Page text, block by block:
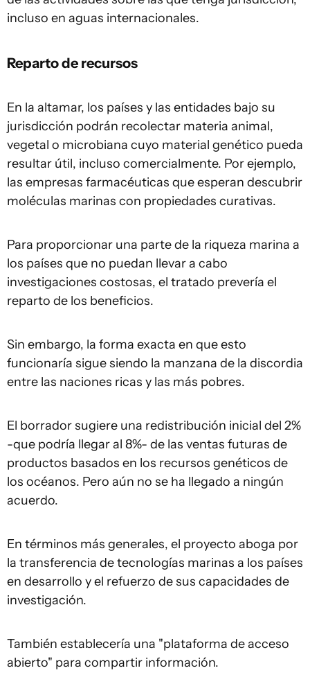
incluso en aguas internacionales.
Reparto de recursos
En la altamar, los países y las entidades bajo su
jurisdicción podrán recolectar materia animal,
vegetal o microbiana cuyo material genético pueda
resultar útil, incluso comercialmente. Por ejemplo,
las empresas farmacéuticas que esperan descubrir
moléculas marinas con propiedades curativas.
Para proporcionar una parte de la riqueza marina a
los países que no puedan llevar a cabo
investigaciones costosas, el tratado prevería el
reparto de los beneficios.
Sin embargo, la forma exacta en que esto
funcionaría sigue siendo la manzana de la discordia
entre las naciones ricas y las más pobres.
El borrador sugiere una redistribución inicial del 2%
-que podría llegar al 8%- de las ventas futuras de
productos basados en los recursos genéticos de
los océanos. Pero aún no se ha llegado a ningún
acuerdo.
En términos más generales, el proyecto aboga por
la transferencia de tecnologías marinas a los países
en desarrollo y el refuerzo de sus capacidades de
investigación.
También establecería una "plataforma de acceso
abierto" para compartir información.